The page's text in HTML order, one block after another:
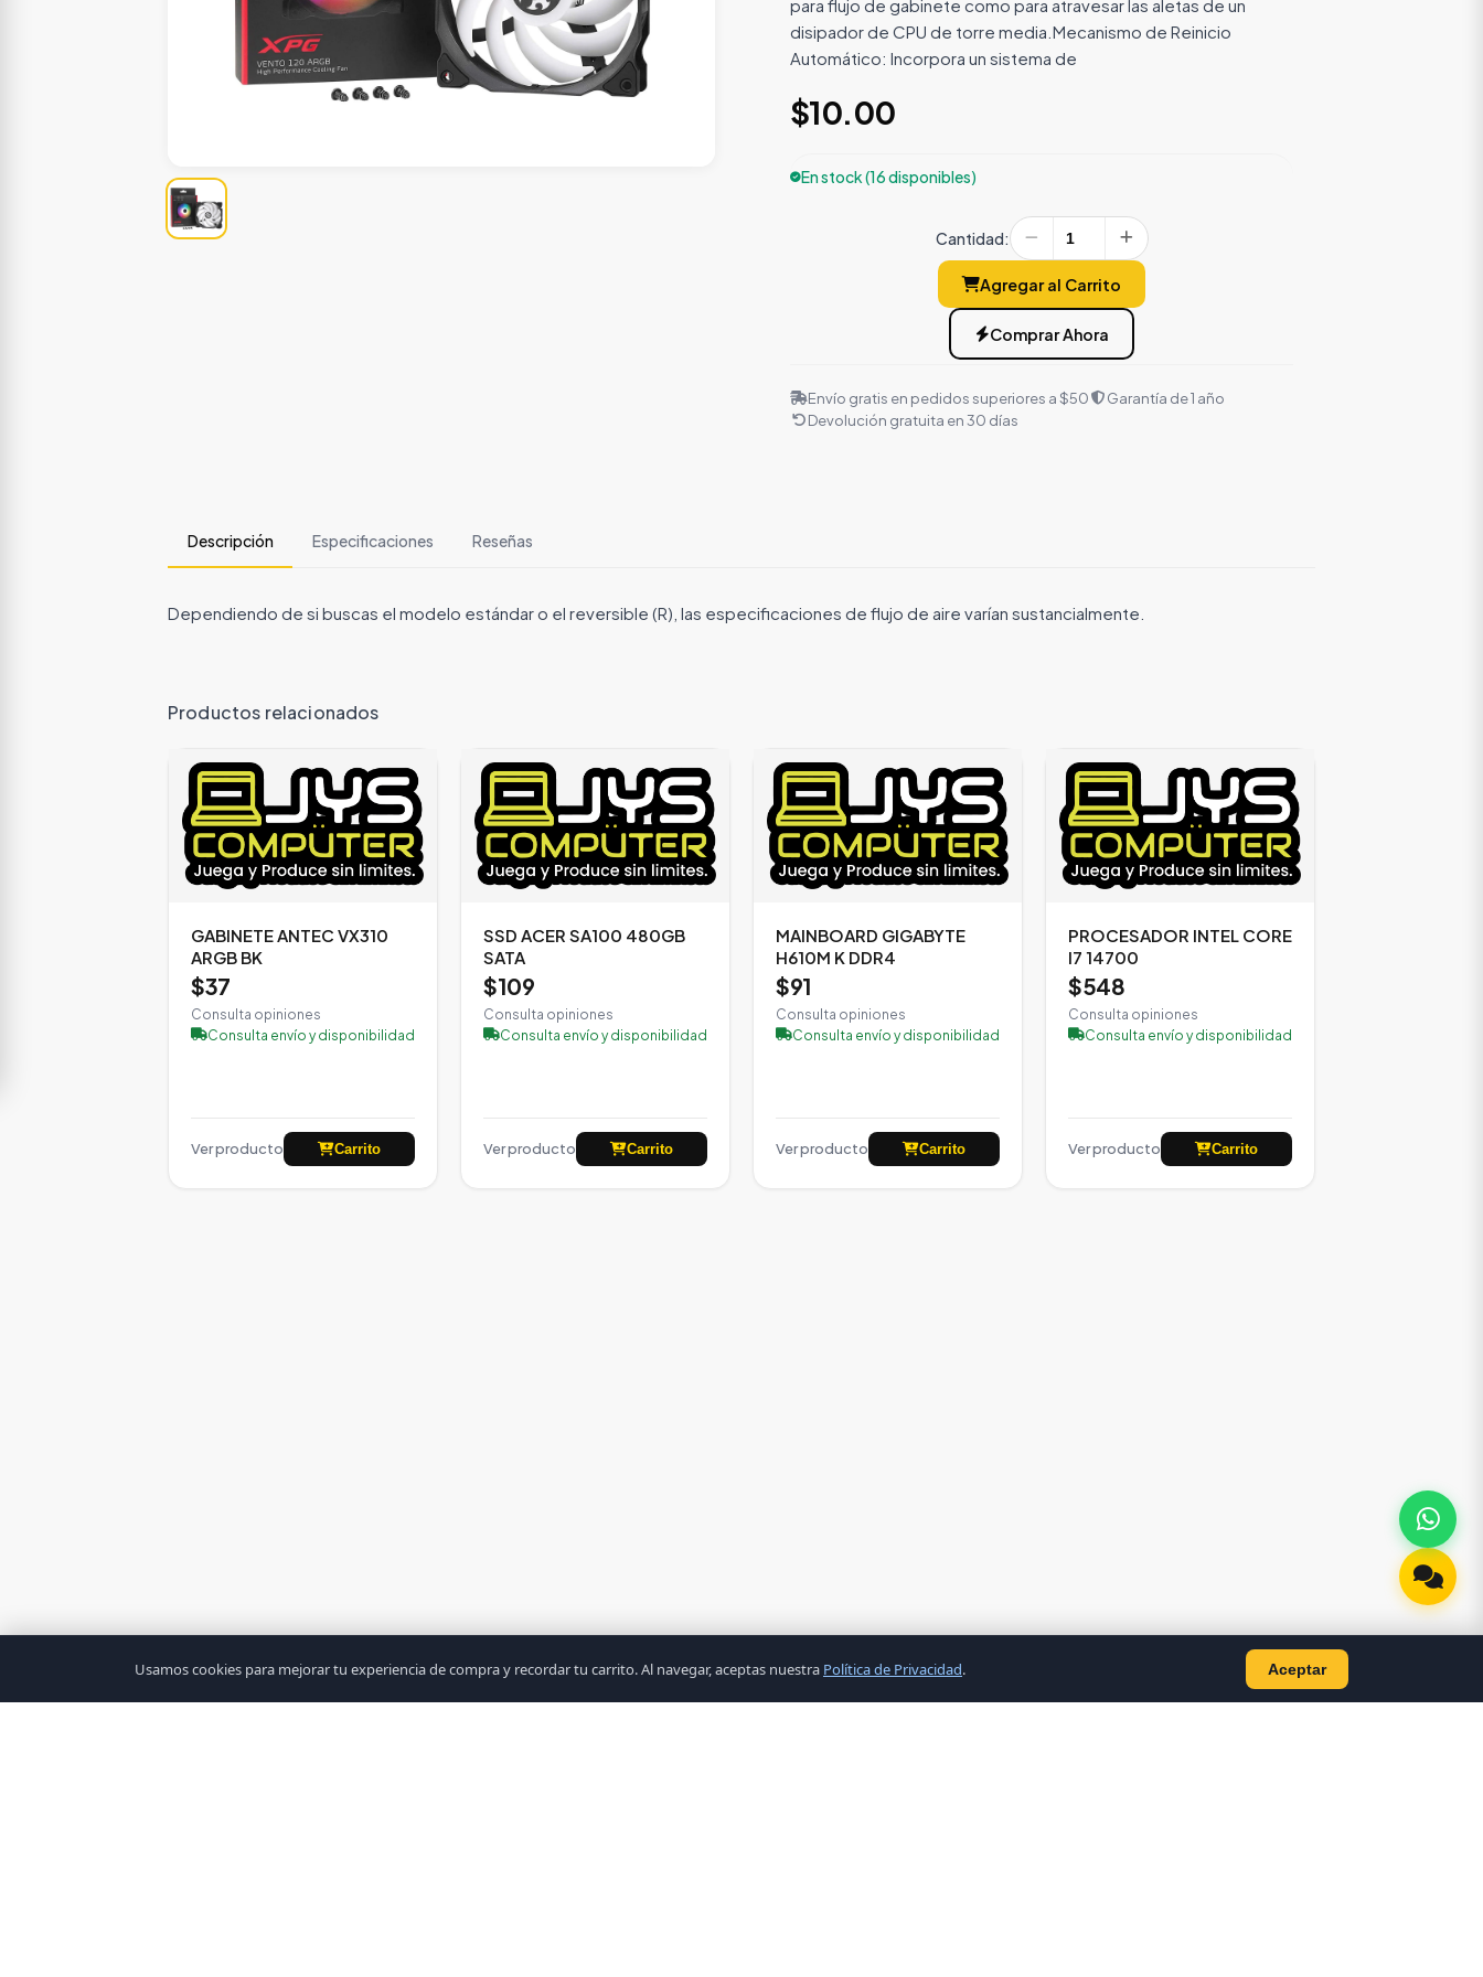
para flujo de gabinete como para atravesar las aletas de un
disipador de CPU de torre media.Mecanismo de Reinicio
Automático: Incorpora un sistema de
$10.00
En stock (16 disponibles)
Cantidad:
Agregar al Carrito
Comprar Ahora
Envío gratis en pedidos superiores a $50
Garantía de 1 año
Devolución gratuita en 30 días
Descripción Especificaciones Reseñas
Dependiendo de si buscas el modelo estándar o el reversible (R), las especificaciones de flujo de aire varían sustancialmente.
Productos relacionados
GABINETE ANTEC VX310
ARGB BK
$37
Consulta opiniones
Consulta envío y disponibilidad
Ver producto Carrito
SSD ACER SA100 480GB
SATA
$109
Consulta opiniones
Consulta envío y disponibilidad
Ver producto Carrito
MAINBOARD GIGABYTE
H610M K DDR4
$91
Consulta opiniones
Consulta envío y disponibilidad
Ver producto Carrito
PROCESADOR INTEL CORE
I7 14700
$548
Consulta opiniones
Consulta envío y disponibilidad
Ver producto Carrito
Usamos cookies para mejorar tu experiencia de compra y recordar tu carrito. Al navegar, aceptas nuestra Política de Privacidad. Aceptar